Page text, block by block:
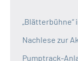
Nachlese zur
Pumptrack-